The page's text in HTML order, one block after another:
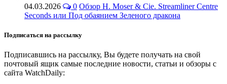
04.03.2026 0 Обзор H. Moser & Cie. Streamliner Centre
Seconds или Под обаянием Зеленого дракона
Подписаться на рассылку
Подписавшись на рассылку, Вы будете получать на свой
почтовый ящик самые последние новости, статьи и обзоры с
сайта WatchDaily: